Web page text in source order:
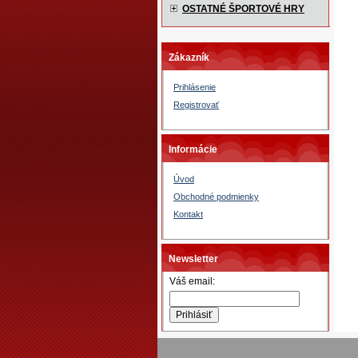
OSTATNÉ ŠPORTOVÉ HRY
Zákazník
Prihlásenie
Registrovať
Informácie
Úvod
Obchodné podmienky
Kontakt
Newsletter
Váš email: